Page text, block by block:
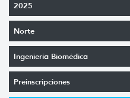
2025
Norte
Ingeniería Biomédica
Preinscripciones